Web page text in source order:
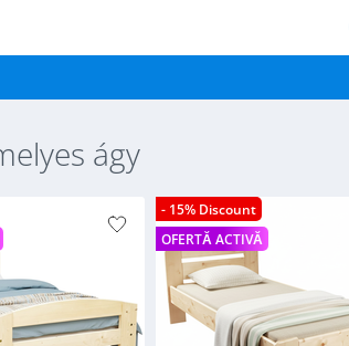
ágy
- 15% Discount
OFERTĂ ACTIVĂ